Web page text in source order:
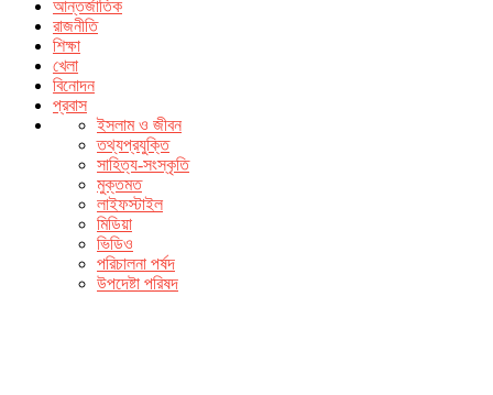
আন্তর্জাতিক
রাজনীতি
শিক্ষা
খেলা
বিনোদন
প্রবাস
ইসলাম ও জীবন
তথ্যপ্রযুক্তি
সাহিত্য-সংস্কৃতি
মুক্তমত
লাইফস্টাইল
মিডিয়া
ভিডিও
পরিচালনা পর্ষদ
উপদেষ্টা পরিষদ